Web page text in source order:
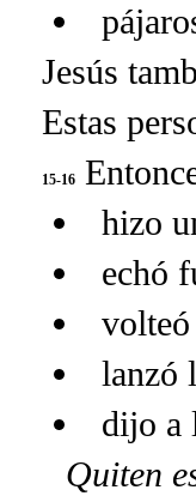
Jesús
Estas
15-16
hizo
echó
volteó
lanzó
dijo a
Quiten